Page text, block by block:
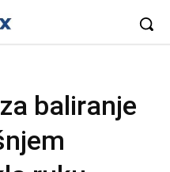
baliranje